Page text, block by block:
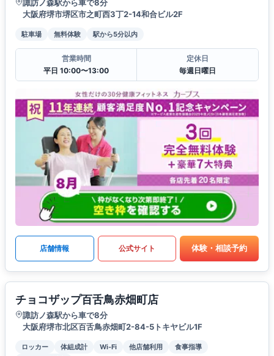
諏訪ノ森駅から車で8分
大阪府堺市堺区市之町西3丁2-14和合ビル2F
駐車場 無料体験 駅から5分以内
営業時間
平日 10:00〜13:00
定休日
毎週日曜日
店舗情報 公式サイト 体験・相談予約
チョコザップ百舌鳥赤畑町店
諏訪ノ森駅から車で8分
大阪府堺市北区百舌鳥赤畑町2-84-5トキヤビル1F
ロッカー 体組成計 Wi-Fi 他店舗利用
食事指導